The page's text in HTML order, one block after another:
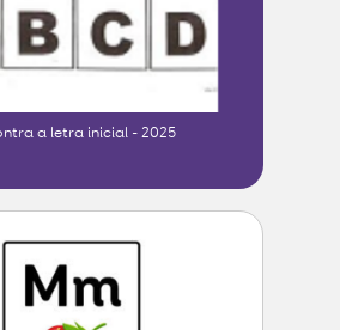
a letra inicial - 2025